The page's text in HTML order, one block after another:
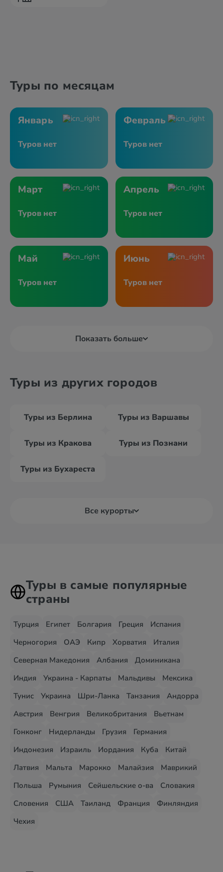
Туры по месяцам
Январь
Туров нет
Февраль
Туров нет
Март
Туров нет
Апрель
Туров нет
Май
Туров нет
Июнь
Туров нет
Показать больше
Туры из других городов
Туры из Берлина Туры из Варшавы
Туры из Кракова Туры из Познани
Туры из Бухареста
Все курорты
Туры в самые популярные
страны
Турция Египет Болгария Греция
Испания
Черногория
ОАЭ Кипр Хорватия
Италия
Северная Македония
Албания
Доминикана
Индия
Украина - Карпаты Мальдивы
Мексика
Тунис
Украина Шри-Ланка Танзания
Андорра
Австрия
Венгрия Великобритания
Вьетнам
Гонконг
Нидерланды Грузия
Германия
Индонезия
Израиль Иордания Куба
Китай
Латвия
Мальта Марокко Малайзия
Маврикий
Польша
Румыния Сейшельские о-ва
Словакия
Словения
США Таиланд Франция
Финляндия
Чехия